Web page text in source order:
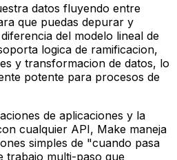
datos fluyendo entre
que puedas depurar y
del modelo lineal de
logica de ramificacion,
y transformacion de datos, lo
potente para procesos de
de aplicaciones y la
cualquier API, Make maneja
simples de "cuando pasa
trabajo multi-paso que